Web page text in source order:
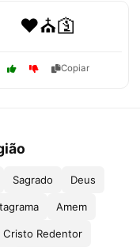
❤️⛪🛐
Copiar
Sagrado Deus
Amem
Cristo Redentor